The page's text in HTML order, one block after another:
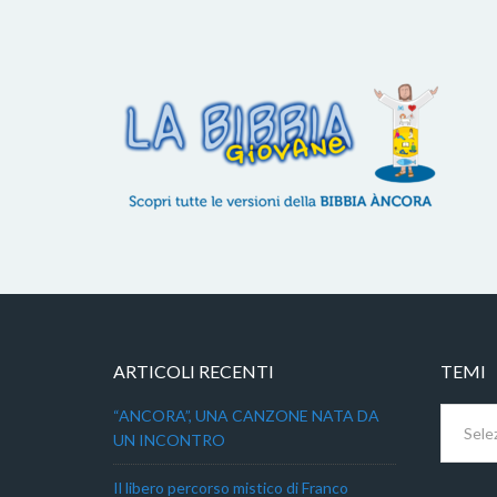
ARTICOLI RECENTI
“ANCORA”, UNA CANZONE NATA DA
UN INCONTRO
Il libero percorso mistico di Franco
TEMI